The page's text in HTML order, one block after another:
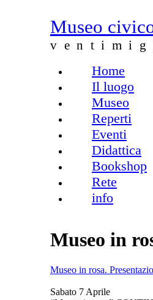
Museo
Menu principale
Home
Il luogo
Museo
Reperti
Eventi
Didattica
Bookshop
Rete
info
Museo in
Museo in rosa.
Sabato 7 Aprile